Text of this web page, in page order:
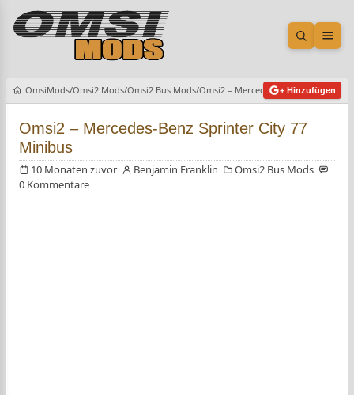
Suche
OmsiMods Omsi2 Mods Omsi2 Bus Mods Omsi2 – Mercedes-Benz Sprinter
+ Hinzufügen
Omsi2 – Mercedes-Benz Sprinter City 77
Minibus
10 Monaten zuvor Benjamin Franklin
Omsi2 Bus Mods
0 Kommentare